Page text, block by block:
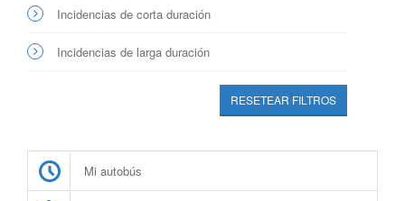
Incidencias de corta duración
Incidencias de larga duración
RESETEAR FILTROS
Mi autobús